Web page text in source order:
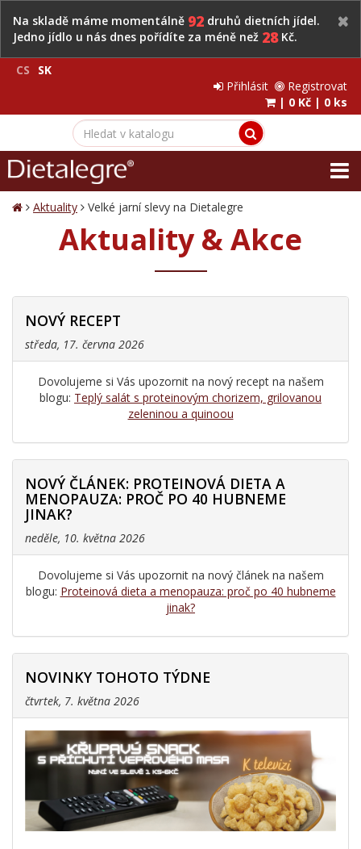
Na skladě máme momentálně 92 druhů dietních jídel.
Jedno jídlo u nás dnes pořídíte za méně než 28Kč.
CS
SK
Přihlásit
Registrovat
| 0 Kč | 0 ks
Aktuality Velké jarní slevy na Dietalegre
Aktuality & Akce
NOVÝ RECEPT
středa, 17. června 2026
Dovolujeme si Vás upozornit na nový recept na našem
blogu: Teplý salát s proteinovým chorizem, grilovanou
zeleninou a quinoou
NOVÝ ČLÁNEK: PROTEINOVÁ DIETA A
MENOPAUZA: PROČ PO 40 HUBNEME
JINAK?
neděle, 10. května 2026
Dovolujeme si Vás upozornit na nový článek na našem
blogu: Proteinová dieta a menopauza: proč po 40 hubneme
jinak?
NOVINKY TOHOTO TÝDNE
čtvrtek, 7. května 2026